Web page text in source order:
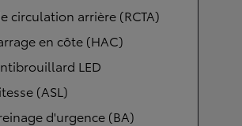
circulation arrière (RCTA)
en côte (HAC)
LED
(ASL)
d'urgence (BA)